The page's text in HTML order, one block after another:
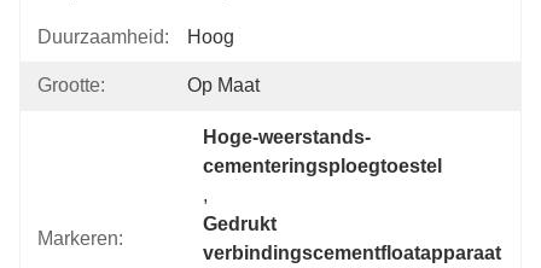
Duurzaamheid: Hoog
Grootte: Op Maat
Markeren:
Hoge-weerstands-
cementeringsploegtoestel
,
Gedrukt
verbindingscementfloatapparaat